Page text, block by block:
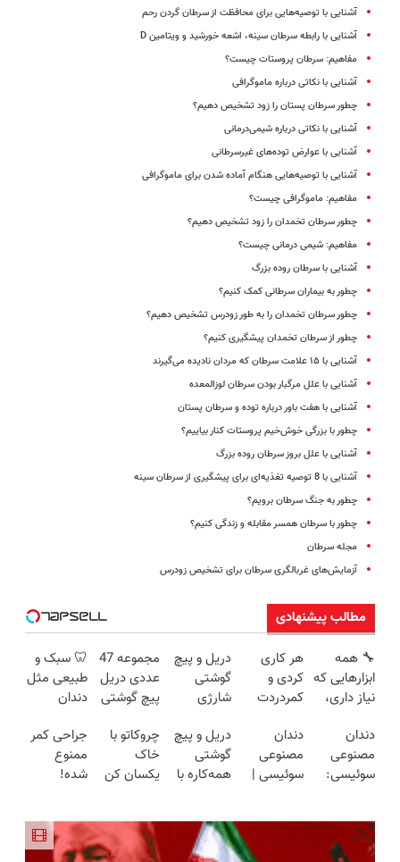
آشنایی با توصیه‌هایی برای محافظت از سرطان گردن رحم
آشنایی با رابطه سرطان سینه، اشعه خورشید و ویتامین D
مفاهیم: سرطان پروستات چیست؟
آشنایی با نکاتی درباره ماموگرافی
چطور سرطان پستان را زود تشخیص دهیم؟
آشنایی با نکاتی درباره شیمی‌درمانی
آشنایی با عوارض توده‌های غیرسرطانی
آشنایی با توصیه‌هایی هنگام آماده شدن برای ماموگرافی
مفاهیم: ماموگرافی چیست؟
چطور سرطان تخمدان را زود تشخیص دهیم؟
مفاهیم: شیمی‌ درمانی چیست؟
آشنایی با سرطان روده بزرگ
چطور به بیماران سرطانی کمک کنیم؟
چطور سرطان تخمدان را به طور زودرس تشخیص دهیم؟
چطور از سرطان تخمدان پیشگیری کنیم؟
آشنایی با ۱۵ علامت سرطان که مردان نادیده می‌گیرند
آشنایی با علل مرگبار بودن سرطان لوزالمعده
آشنایی با هفت باور درباره توده و سرطان پستان
چطور با بزرگی خوش‌خیم پروستات کنار بیاییم؟
آشنایی با علل بروز سرطان روده بزرگ
آشنایی با 8 توصیه تغذیه‌ای برای پیشگیری از سرطان سینه
چطور به جنگ سرطان برویم؟
چطور با سرطان همسر مقابله و زندگی کنیم؟
مجله سرطان
آزمایش‌های غربالگری سرطان برای تشخیص زودرس
مطالب پیشنهادی
🔧 همه
ابزارهایی که
نیاز داری،
جمع شده!
تخفیف به
مدت
هر کاری
کردی و
کمردردت
پر کردن
پرسشنامه و
دریافت راه
دریل و پیچ
گوشتی
شارژی
کنترل
سرعت ⚡
(همراه با
مجموعه 47
عددی دریل
پیچ گوشتی
(تخفیف به
مدت
محدود)
🦷 سبک و
طبیعی مثل
دندان
نصب آسان
و پرداخت
اقساطی 💳
دندان
مصنوعی
سوئیسی:
اروپا، سبک
و مقاوم |
دندان
مصنوعی
سوئیسی |
دریل و پیچ
گوشتی
همه‌کاره با
(نصف
قیمت بازار
چروکاتو با
خاک
یکسان کن
صرفه)
جراحی کمر
ممنوع
شده!
منزل درمان
کنی؟